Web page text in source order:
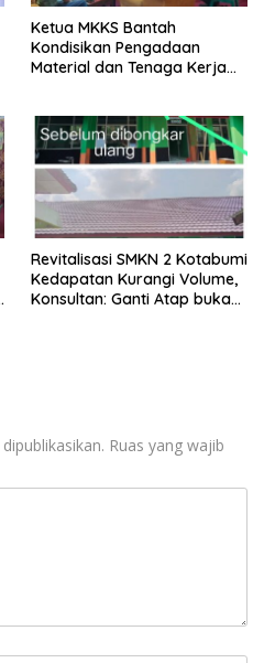
Ketua MKKS Bantah
Kondisikan Pengadaan
Material dan Tenaga Kerja
Revitalisasi SMKN 2 Kotabumi
Kedapatan Kurangi Volume,
Konsultan: Ganti Atap bukan
Ruas yang wajib